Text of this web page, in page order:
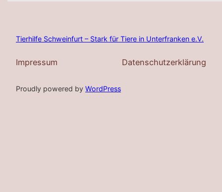
Tierhilfe Schweinfurt – Stark für Tiere in Unterfranken e.V.
Impressum Datenschutzerklärung
Proudly powered by WordPress